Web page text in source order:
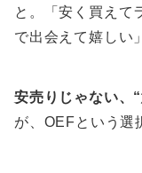
と。「安く買えて
で出会えて嬉しい
安売りじゃない、
が、OEFという選